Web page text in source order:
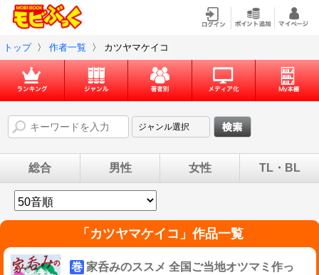
トップ 〉 作者一覧 〉 カツヤマケイコ
総合 男性 女性 TL・BL
「 カツヤマケイコ 」作品一覧
巻 家呑みのススメ 全国ご当地オツマミ作っ